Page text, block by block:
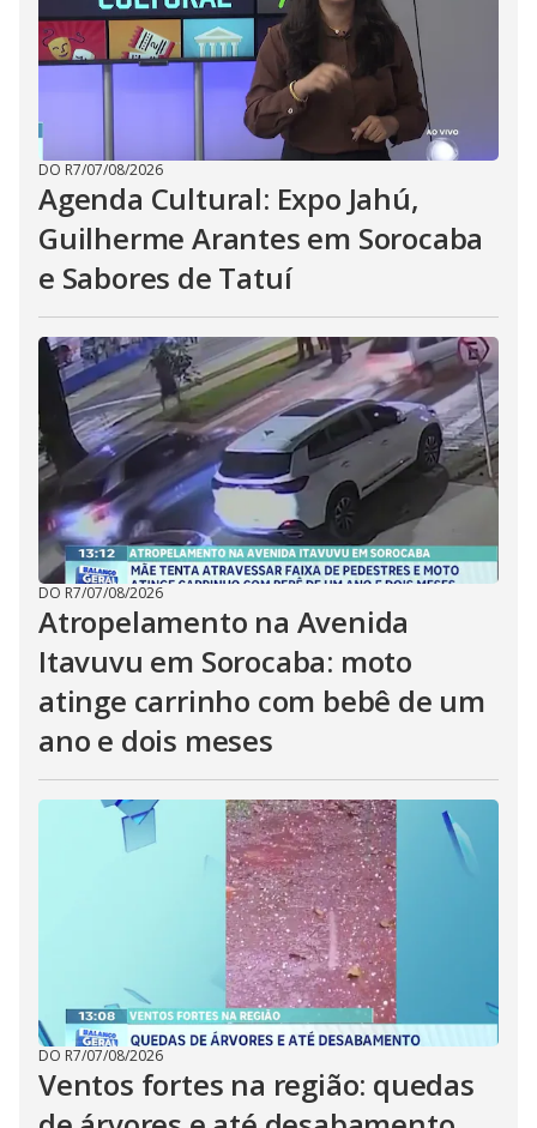
DO R7/07/08/2026
Agenda Cultural: Expo Jahú,
Guilherme Arantes em Sorocaba
e Sabores de Tatuí
DO R7/07/08/2026
Atropelamento na Avenida
Itavuvu em Sorocaba: moto
atinge carrinho com bebê de um
ano e dois meses
DO R7/07/08/2026
Ventos fortes na região: quedas